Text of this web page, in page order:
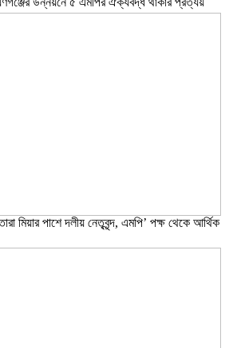
মিয়ার পাশে দলীয় নেতৃবৃন্দ, এমপি’ পক্ষ থেকে আর্থিক